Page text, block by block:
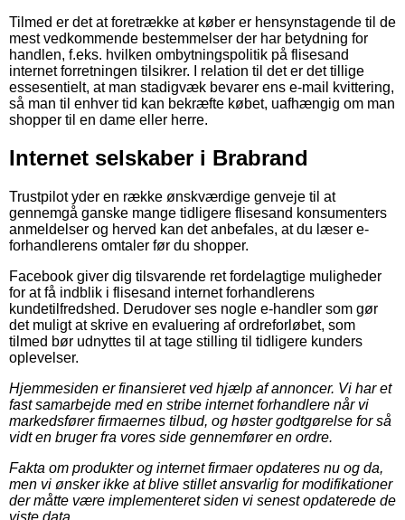
Tilmed er det at foretrække at køber er hensynstagende til de
mest vedkommende bestemmelser der har betydning for
handlen, f.eks. hvilken ombytningspolitik på flisesand
internet forretningen tilsikrer. I relation til det er det tillige
essesentielt, at man stadigvæk bevarer ens e-mail kvittering,
så man til enhver tid kan bekræfte købet, uafhængig om man
shopper til en dame eller herre.
Internet selskaber i Brabrand
Trustpilot yder en række ønskværdige genveje til at
gennemgå ganske mange tidligere flisesand konsumenters
anmeldelser og herved kan det anbefales, at du læser e-
forhandlerens omtaler før du shopper.
Facebook giver dig tilsvarende ret fordelagtige muligheder
for at få indblik i flisesand internet forhandlerens
kundetilfredshed. Derudover ses nogle e-handler som gør
det muligt at skrive en evaluering af ordreforløbet, som
tilmed bør udnyttes til at tage stilling til tidligere kunders
oplevelser.
Hjemmesiden er finansieret ved hjælp af annoncer. Vi har et
fast samarbejde med en stribe internet forhandlere når vi
markedsfører firmaernes tilbud, og høster godtgørelse for så
vidt en bruger fra vores side gennemfører en ordre.
Fakta om produkter og internet firmaer opdateres nu og da,
men vi ønsker ikke at blive stillet ansvarlig for modifikationer
der måtte være implementeret siden vi senest opdaterede de